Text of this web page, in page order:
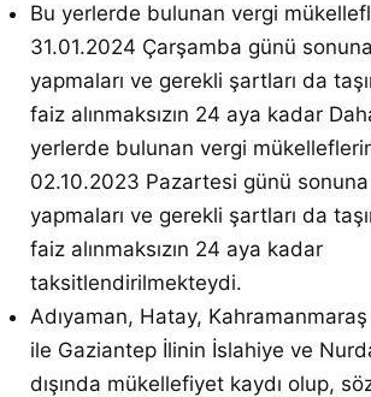
Bu yerlerde bulunan vergi
31.01.2024 Çarşamba günü
yapmaları ve gerekli şartları da
faiz alınmaksızın 24 aya kadar
yerlerde bulunan vergi
02.10.2023 Pazartesi günü
yapmaları ve gerekli şartları da
faiz alınmaksızın 24 aya kadar
taksitlendirilmekteydi.
Adıyaman, Hatay,
ile Gaziantep İlinin İslahiye ve
dışında mükellefiyet kaydı olup,